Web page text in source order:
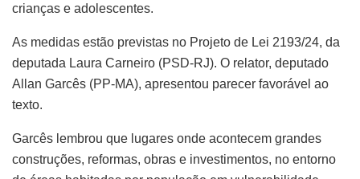
crianças e adolescentes.
As medidas estão previstas no Projeto de Lei 2193/24, da
deputada Laura Carneiro (PSD-RJ). O relator, deputado
Allan Garcês (PP-MA), apresentou parecer favorável ao
texto.
Garcês lembrou que lugares onde acontecem grandes
construções, reformas, obras e investimentos, no entorno